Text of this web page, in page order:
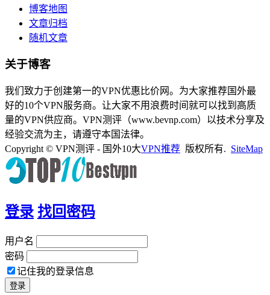
博客地图
文章归档
随机文章
关于博客
我们致力于创建第一的VPN优惠比价网。为大家推荐国外最
好的10个VPN服务商。让大家不用浪费时间就可以找到高质
量的VPN供应商。VPN测评（www.bevnp.com）以技术分享及
经验交流为主，请遵守本国法律。
Copyright © VPN测评 - 国外10大VPN推荐 版权所有. SiteMap
登录 找回密码
用户名
密码
记住我的登录信息